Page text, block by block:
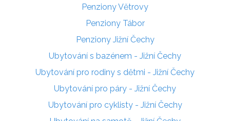
Penziony Větrovy
Penziony Tábor
Penziony Jižní Čechy
Ubytování s bazénem - Jižní Čechy
Ubytování pro rodiny s dětmi - Jižní Čechy
Ubytování pro páry - Jižní Čechy
Ubytování pro cyklisty - Jižní Čechy